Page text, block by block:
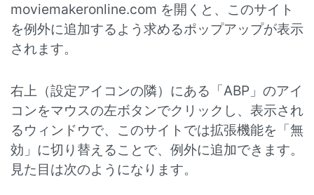
moviemakeronline.com を開くと、このサイト
を例外に追加するよう求めるポップアップが表示
されます。
右上（設定アイコンの隣）にある「ABP」のアイ
コンをマウスの左ボタンでクリックし、表示され
るウィンドウで、このサイトでは拡張機能を「無
効」に切り替えることで、例外に追加できます。
見た目は次のようになります。